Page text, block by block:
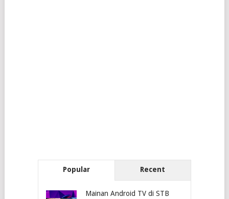
Popular Recent
Mainan Android TV di STB